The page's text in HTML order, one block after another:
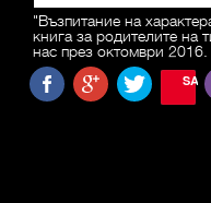
"Възпитание на
книга за родителите на
нас през октомври 2016.
SAVE